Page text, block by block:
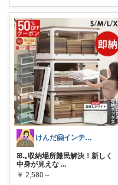
けんだ🤗インテリア多め
ꕤ.｡収納場所難民解決！新しく
中身が見えな ...
￥ 2,580～